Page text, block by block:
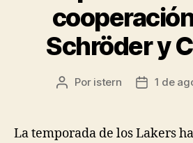
Schröder y
Autor
entrada
Por istern
Fecha
entrada
1 de
La temporada de los Lakers